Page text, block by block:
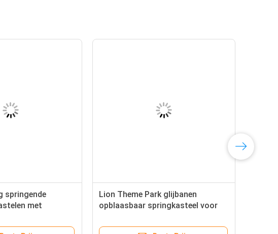
springende
met
Lion Theme Park glijbanen
opblaasbaar springkasteel voor